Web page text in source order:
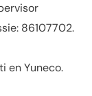
86107702.
en Yuneco.